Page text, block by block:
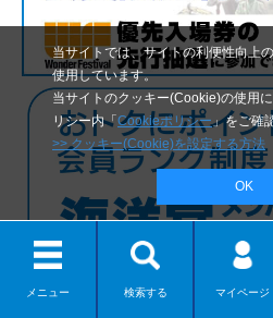
メニュー 検索する マイページ
当サイトでは、サイトの利便性向上
使用しています。
当サイトのクッキー(Cookie)の使用
リシー内「 Cookieポリシー」をご確
>> クッキー(Cookie)を設定する方法
OK